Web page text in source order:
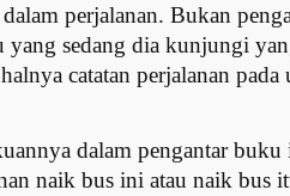
dalam perjalanan. Bukan
yang sedang dia kunjungi
catatan perjalanan
dalam pengantar
naik bus ini atau naik bus